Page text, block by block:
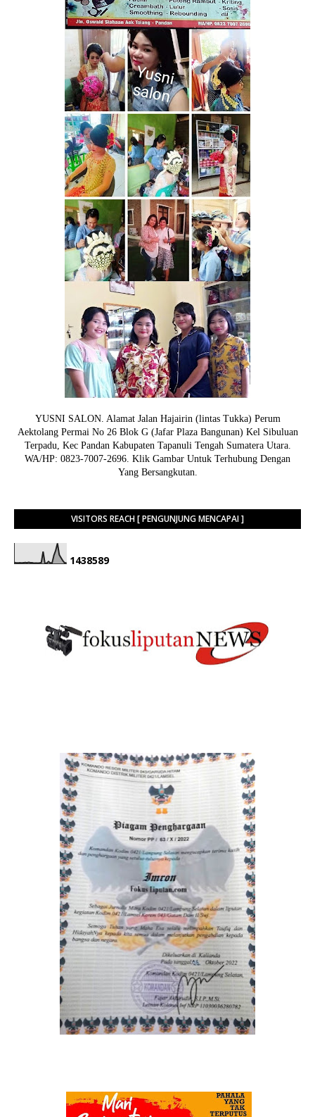
YUSNI SALON. Alamat Jalan Hajairin (lintas Tukka) Perum
Aektolang Permai No 26 Blok G (Jafar Plaza Bangunan) Kel Sibuluan
Terpadu, Kec Pandan Kabupaten Tapanuli Tengah Sumatera Utara.
WA/HP: 0823-7007-2696. Klik Gambar Untuk Terhubung Dengan
Yang Bersangkutan.
VISITORS REACH [ PENGUNJUNG MENCAPAI ]
1438589